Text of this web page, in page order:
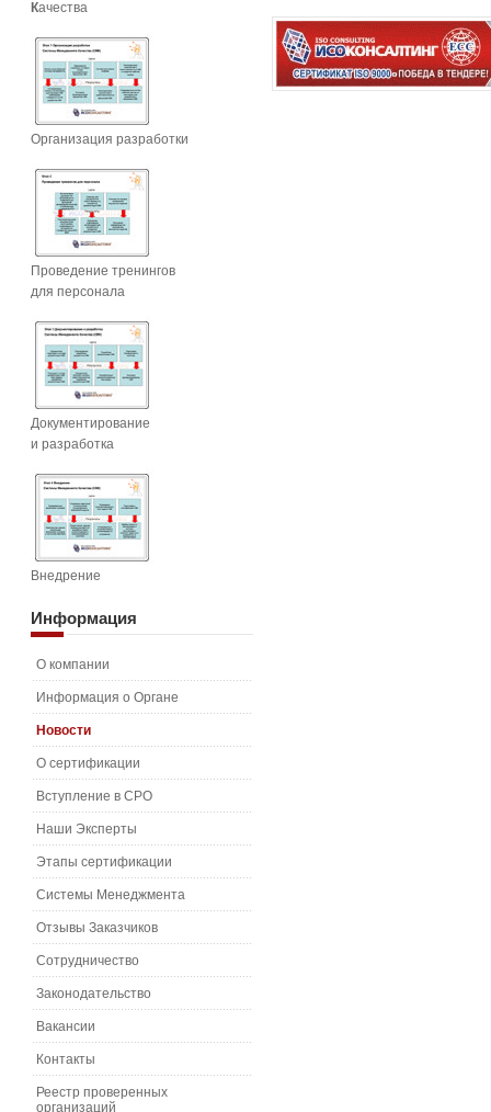
Качества
Организация разработки
Проведение тренингов
для персонала
Документирование
и разработка
Внедрение
Информация
О компании
Информация о Органе
Новости
О сертификации
Вступление в СРО
Наши Эксперты
Этапы сертификации
Системы Менеджмента
Отзывы Заказчиков
Сотрудничество
Законодательство
Вакансии
Контакты
Реестр проверенных
организаций